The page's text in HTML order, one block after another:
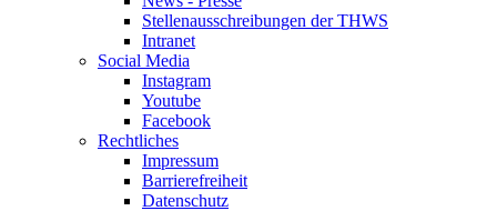
Stellenausschreibungen der THWS
Intranet
Social Media
Instagram
Youtube
Facebook
Rechtliches
Impressum
Barrierefreiheit
Datenschutz